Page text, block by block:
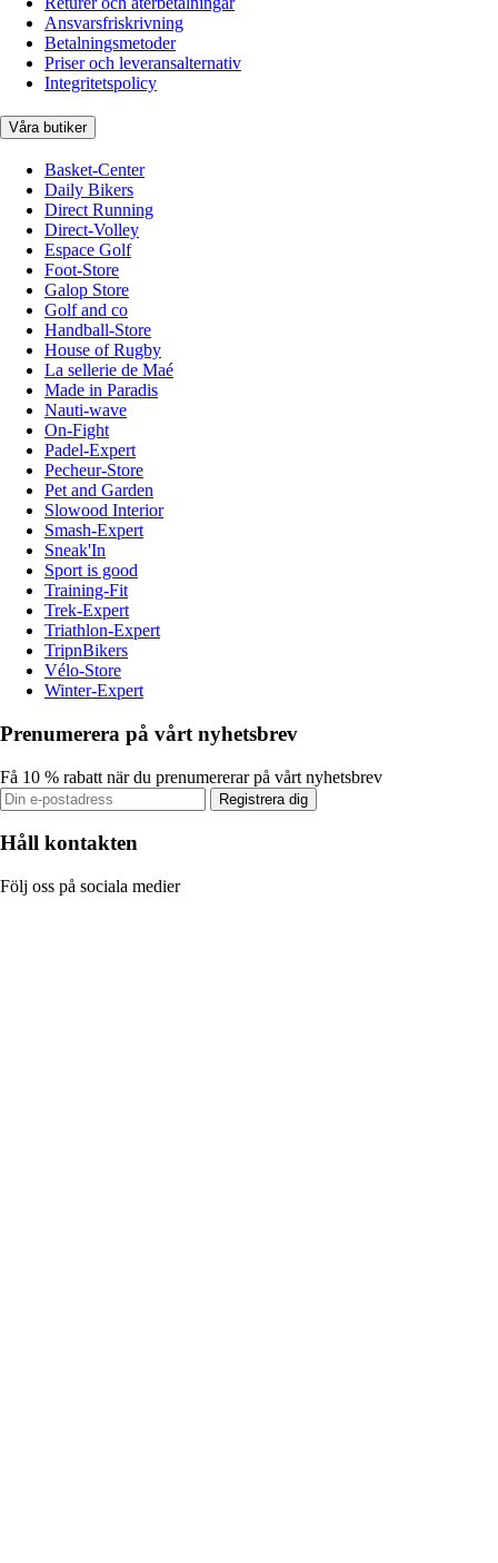
Ansvarsfriskrivning
Betalningsmetoder
Priser och leveransalternativ
Integritetspolicy
Våra butiker
Basket-Center
Daily Bikers
Direct Running
Direct-Volley
Espace Golf
Foot-Store
Galop Store
Golf and co
Handball-Store
House of Rugby
La sellerie de Maé
Made in Paradis
Nauti-wave
On-Fight
Padel-Expert
Pecheur-Store
Pet and Garden
Slowood Interior
Smash-Expert
Sneak'In
Sport is good
Training-Fit
Trek-Expert
Triathlon-Expert
TripnBikers
Vélo-Store
Winter-Expert
Prenumerera på vårt nyhetsbrev
Få 10 % rabatt när du prenumererar på vårt nyhetsbrev
Registrera dig
Håll kontakten
Följ oss på sociala medier